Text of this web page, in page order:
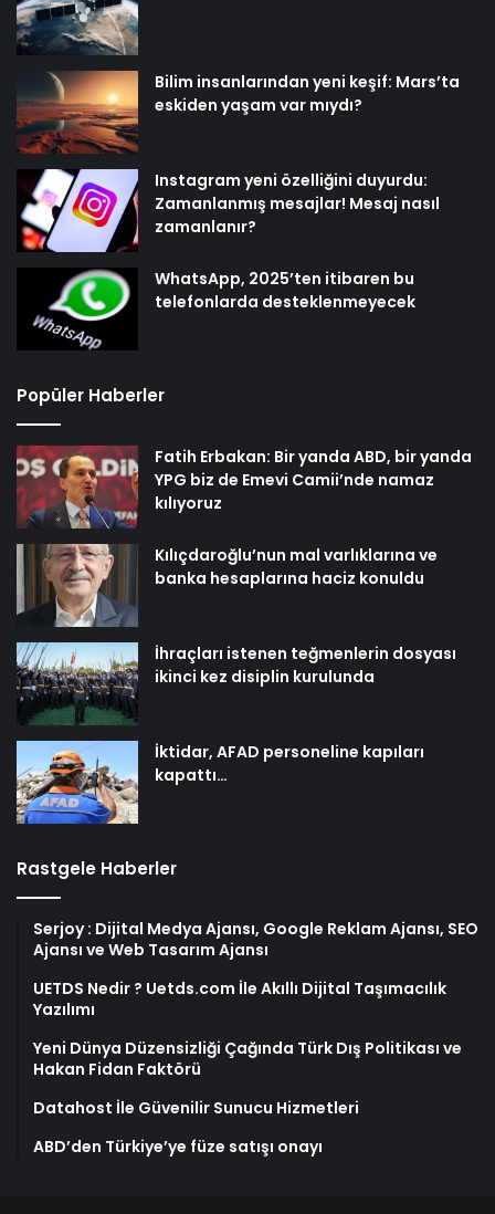
Bilim insanlarından yeni keşif: Mars’ta
eskiden yaşam var mıydı?
Instagram yeni özelliğini duyurdu:
Zamanlanmış mesajlar! Mesaj nasıl
zamanlanır?
WhatsApp, 2025’ten itibaren bu
telefonlarda desteklenmeyecek
Popüler Haberler
Fatih Erbakan: Bir yanda ABD, bir yanda
YPG biz de Emevi Camii’nde namaz
kılıyoruz
Kılıçdaroğlu’nun mal varlıklarına ve
banka hesaplarına haciz konuldu
İhraçları istenen teğmenlerin dosyası
ikinci kez disiplin kurulunda
İktidar, AFAD personeline kapıları
kapattı…
Rastgele Haberler
Serjoy : Dijital Medya Ajansı, Google Reklam Ajansı, SEO
Ajansı ve Web Tasarım Ajansı
UETDS Nedir ? Uetds.com İle Akıllı Dijital Taşımacılık
Yazılımı
Yeni Dünya Düzensizliği Çağında Türk Dış Politikası ve
Hakan Fidan Faktörü
Datahost İle Güvenilir Sunucu Hizmetleri
ABD’den Türkiye’ye füze satışı onayı